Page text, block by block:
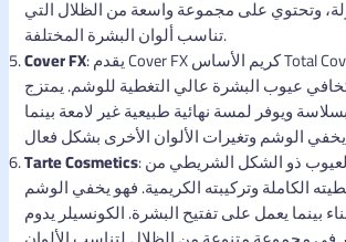
وتحتوي على مجموعة واسعة من الظلال التي
تناسب ألوان البشرة المختلفة.
Cover FX: يقدم Cover FX كريم الأساس Total Cover Cream، الذي
عيوب البشرة عالي التغطية للوشم. يمتزج
ويوفر لمسة نهائية طبيعية غير لامعة بينما
Tarte Cosmetics: نال خافي العيوب ذو الشكل الشريطي من Tarte
الكاملة وتركيبته الكريمية. فهو يخفي الوشم
بينما يعمل على تفتيح البشرة. الكونسيلر يدوم